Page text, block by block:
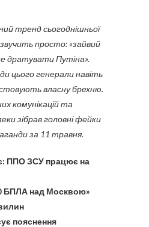
звучить просто: «зайвий
дратувати Путіна».
цього генерали навіть
власну брехню.
комунікацій та
зібрав головні фейки
за 11 травня.
ППО ЗСУ працює на
БПЛА над Москвою»
пояснення